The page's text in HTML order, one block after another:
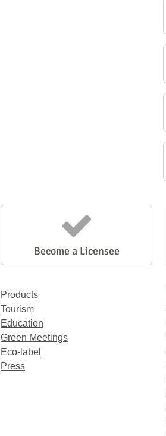
Become a Licensee
Products
Tourism
Education
Green Meetings
Eco-label
Press